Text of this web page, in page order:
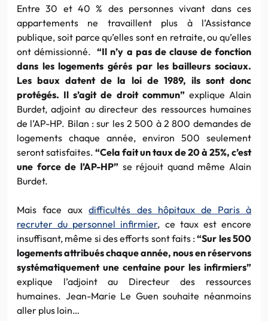
Entre 30 et 40 % des personnes vivant dans ces
appartements ne travaillent plus à l’Assistance
publique, soit parce qu’elles sont en retraite, ou qu’elles
ont démissionné.“Il n’y a pas de clause de fonction
dans les logements gérés par les bailleurs sociaux.
Les baux datent de la loi de 1989, ils sont donc
protégés. Il s’agit de droit commun”explique Alain
Burdet, adjoint au directeur des ressources humaines
de l’AP-HP. Bilan : sur les 2 500 à 2 800 demandes de
logements chaque année, environ 500 seulement
seront satisfaites. “Cela fait un taux de 20 à 25%, c’est
une force de l’AP-HP”se réjouit quand même Alain
Burdet.
Mais face auxdifficultés des hôpitaux de Paris à
recruter du personnel infirmier, ce taux est encore
insuffisant, même si des efforts sont faits :“Sur les 500
logements attribués chaque année, nous en réservons
systématiquement une centaine pour les infirmiers”
explique l’adjoint au Directeur des ressources
humaines. Jean-Marie Le Guen souhaite néanmoins
aller plus loin…